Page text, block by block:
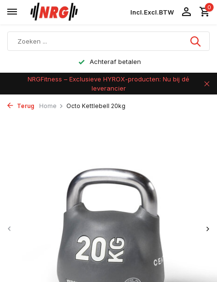
Incl.Excl.BTW
0
Achteraf betalen
NRGFitness – Exclusieve HYROX-producten: Nu bij dé
leverancier
Terug Home Octo Kettlebell 20kg